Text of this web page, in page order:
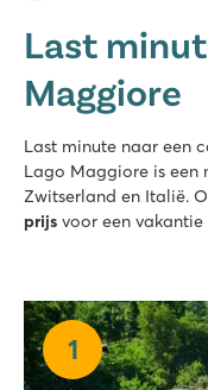
Last
Maggiore
Last minute naar een
Lago Maggiore is een
Zwitserland en Italië.
prijs voor een vakantie
1